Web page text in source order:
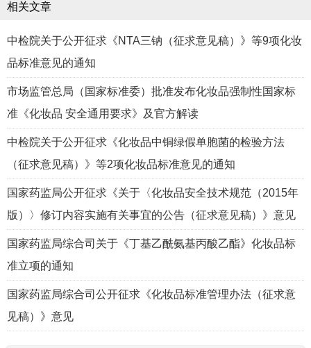
相关文章
中检院关于公开征求《NTA三钠（征求意见稿）》等9项化妆
品标准意见的通知
市场监管总局（国家标准委）批准发布化妆品强制性国家标
准《化妆品 安全通用要求》及官方解读
中检院关于公开征求《化妆品中铜绿假单胞菌的检验方法
（征求意见稿）》等2项化妆品标准意见的通知
国家药监局公开征求《关于〈化妆品安全技术规范（2015年
版）〉修订内容实施有关事宜的公告（征求意见稿）》意见
国家药监局综合司关于《丁基乙酰氨基丙酸乙酯》化妆品标
准立项的通知
国家药监局综合司公开征求《化妆品标准管理办法（征求意
见稿）》意见